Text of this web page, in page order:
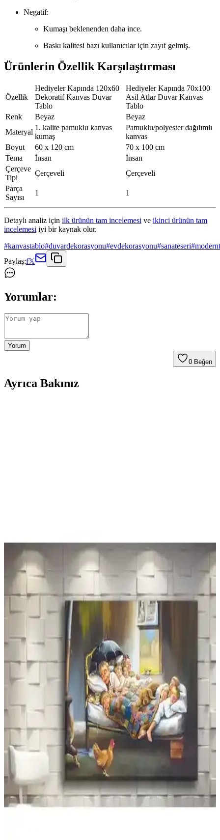
Negatif:
Kumaşı beklenenden daha ince.
Baskı kalitesi bazı kullanıcılar için zayıf gelmiş.
Ürünlerin Özellik Karşılaştırması
Özellik
Hediyeler Kapında 120x60
Dekoratif Kanvas Duvar
Tablo
Hediyeler Kapında 70x100
Asil Atlar Duvar Kanvas
Tablo
Renk
Beyaz
Beyaz
Materyal
1. kalite pamuklu kanvas
kumaş
Pamuklu/polyester dağılımlı
kanvas
Boyut
60 x 120 cm
70 x 100 cm
Tema
İnsan
İnsan
Çerçeve
Tipi
Çerçeveli
Çerçeveli
Parça
Sayısı
1 1
Detaylı analiz için ilk ürünün tam incelemesi ve ikinci ürünün tam
incelemesi iyi bir kaynak olur.
#kanvastablo#duvardekorasyonu#evdekorasyonu#sanateseri#
Paylaş:f𝕏
Yorumlar:
Yorum
0 Beğen
Ayrıca Bakınız
Anka Kuşu Kanvas Tablo ile Mekânlarınıza
Efsanevi Bir Dokunuş Yaratın
sembolüyle yaşam alanlarınıza estetik ve anlam katar, farklı ölçü ve
çerçeve seçenekleriyle her mekâna uyum sağlar.
35x50 Kanvas Tablo ile Dekorasyonunuzu Yeniden
35x50 kanvas tablolar, modern ve şık tasarımlarıyla ev ve iş
yerlerinize estetik katarken, kişisel dokunuşlar ve uygun fiyat
avantajıyla dekorasyonun yeni gözdesi oluyor.
Hediyeler Kapında ve Trade Ays Antrasit Gri Mum
Kombini Karşılaştırması
İki popüler duvar kanvas tablosunun detaylı karşılaştırmasıyla,
evinize uygun şık ve dayanıklı dekoratif ürünleri seçin. Kalite, ebat
ve yorumlar hakkında bilgiler içerir.
Yağlı Boya Görünümlü Royal Kanvas Tablo 70x100
cm Modern ve Dayanıklı Dekorasyon Parçası
70x100 cm boyutlarındaki bu kanvas tablo, canlı görseli ve
dayanıklı yapısıyla iç mekan dekorasyonuna şıklık katar, montajı
kolaydır ve uzun ömürlüdür.